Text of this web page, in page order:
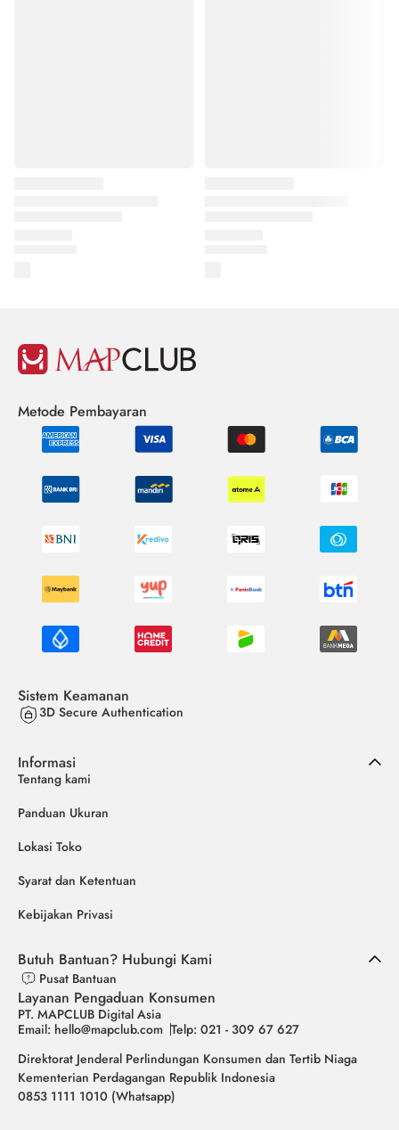
Metode Pembayaran
Sistem Keamanan
3D Secure Authentication
Informasi
Tentang kami
Panduan Ukuran
Lokasi Toko
Syarat dan Ketentuan
Kebijakan Privasi
Butuh Bantuan? Hubungi Kami
Pusat Bantuan
Layanan Pengaduan Konsumen
PT. MAPCLUB Digital Asia
Email: hello@mapclub.com Telp: 021 - 309 67 627
Direktorat Jenderal Perlindungan Konsumen dan Tertib Niaga
Kementerian Perdagangan Republik Indonesia
0853 1111 1010 (Whatsapp)